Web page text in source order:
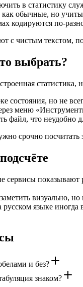
в статистику
обычные, но
кодируются по-
с чистым текстом,
выбрать?
статистика,
состояния, но не
меню
файл, что неудобно
срочно
сервисы показывают
визуально,
русском языке
и без?
знаком?